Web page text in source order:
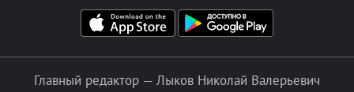
Главный редактор — Лыков Николай Валерьевич